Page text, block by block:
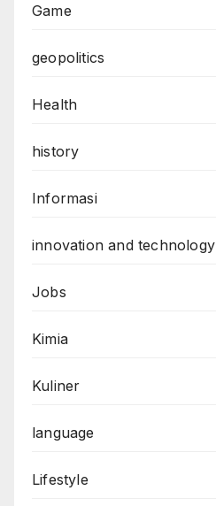
Game
geopolitics
Health
history
Informasi
innovation and technology
Jobs
Kimia
Kuliner
language
Lifestyle